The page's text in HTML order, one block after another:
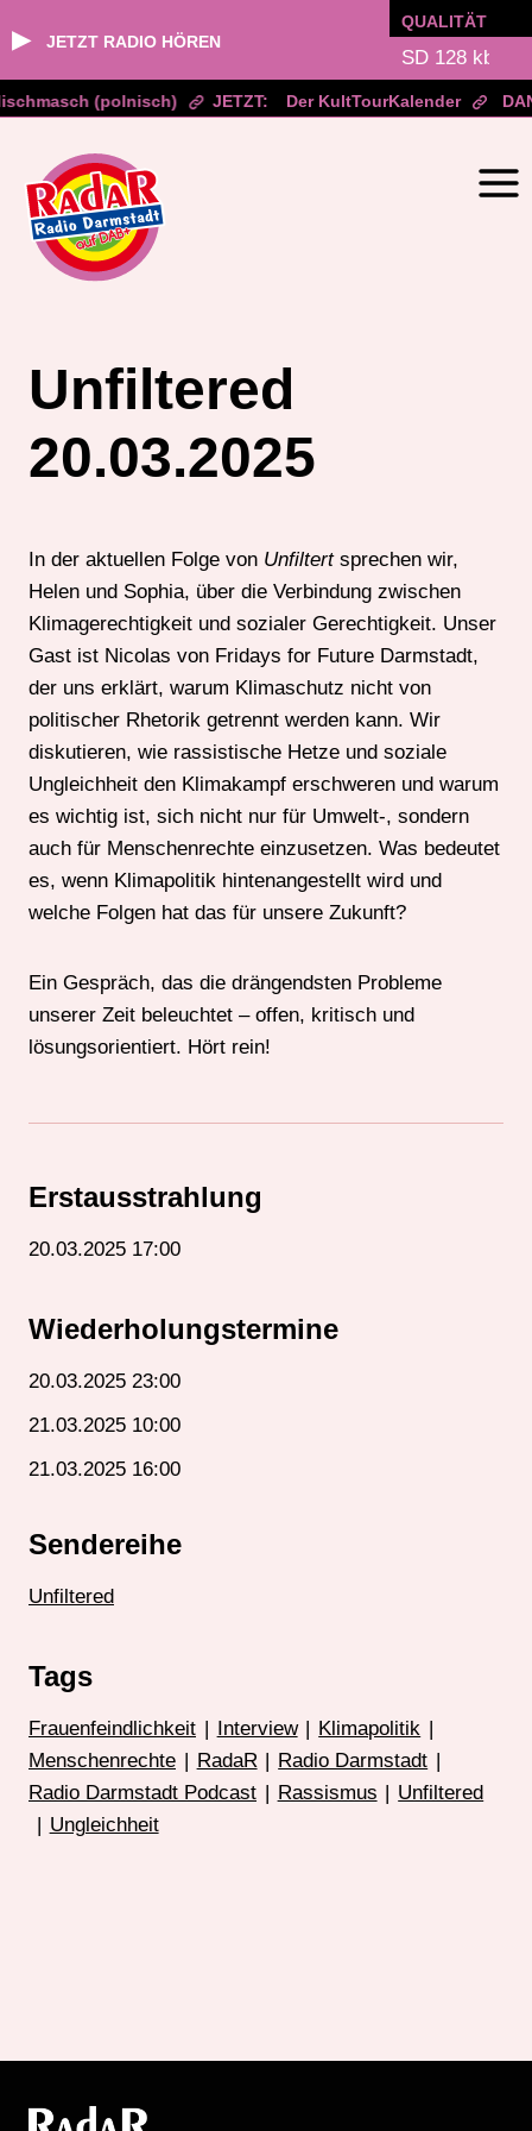
▶ JETZT RADIO HÖREN
QUALITÄT
(polnisch) JETZT: Der KultTourKalender
springen
Unfiltered
20.03.2025
In der aktuellen Folge von Unfiltertsprechen wir,
Helen und Sophia, über die Verbindung zwischen
Klimagerechtigkeit und sozialer Gerechtigkeit. Unser
Gast ist Nicolas von Fridays for Future Darmstadt,
der uns erklärt, warum Klimaschutz nicht von
politischer Rhetorik getrennt werden kann. Wir
diskutieren, wie rassistische Hetze und soziale
Ungleichheit den Klimakampf erschweren und warum
es wichtig ist, sich nicht nur für Umwelt-, sondern
auch für Menschenrechte einzusetzen. Was bedeutet
es, wenn Klimapolitik hintenangestellt wird und
welche Folgen hat das für unsere Zukunft?
Ein Gespräch, das die drängendsten Probleme
unserer Zeit beleuchtet – offen, kritisch und
lösungsorientiert. Hört rein!
Erstausstrahlung
20.03.2025 17:00
Wiederholungstermine
20.03.2025 23:00
21.03.2025 10:00
21.03.2025 16:00
Sendereihe
Unfiltered
Tags
Frauenfeindlichkeit Interview Klimapolitik
Menschenrechte
RadaR Radio Darmstadt
Radio Darmstadt Podcast
Rassismus
Unfiltered
Ungleichheit